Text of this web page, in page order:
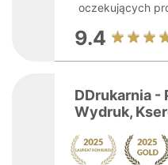
oczekujących
9.4
DDrukarnia -
Wydruk,